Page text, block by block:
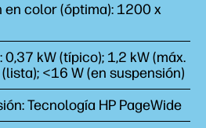
en color (óptima): 1200 x
kW (típico); 1,2 kW (máx.
<16 W (en suspensión)
Tecnología HP PageWide